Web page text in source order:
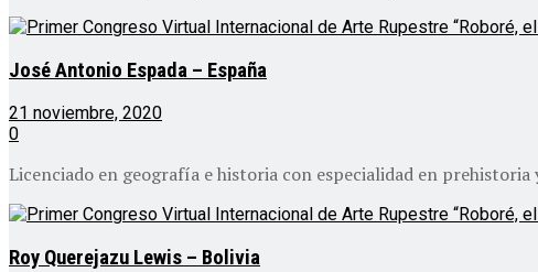
José Antonio Espada – España
21 noviembre, 2020
0
Licenciado en geografía e historia con especialidad en
Roy Querejazu Lewis – Bolivia